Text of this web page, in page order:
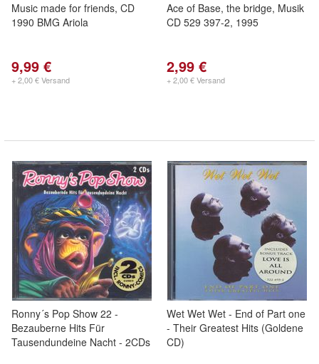
Music made for friends, CD
1990 BMG Ariola
9,99 €
+ 2,00 € Versand
Ace of Base, the bridge, Musik
CD 529 397-2, 1995
2,99 €
+ 2,00 € Versand
Ronny´s Pop Show 22 -
Bezauberne Hits Für
Tausendundeine Nacht - 2CDs
Wet Wet Wet - End of Part one
- Their Greatest Hits (Goldene
CD)